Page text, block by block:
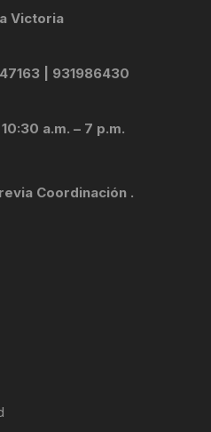
Victoria
| 931986430
a.m. – 7 p.m.
Coordinación .